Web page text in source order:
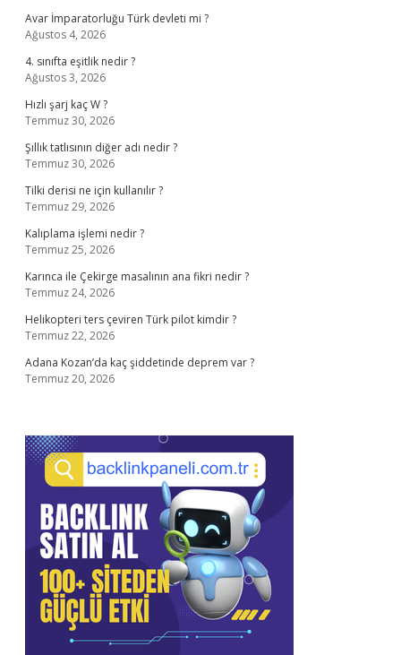
Avar İmparatorluğu Türk devleti mi ?
Ağustos 4, 2026
4. sınıfta eşitlik nedir ?
Ağustos 3, 2026
Hızlı şarj kaç W ?
Temmuz 30, 2026
Şıllık tatlısının diğer adı nedir ?
Temmuz 30, 2026
Tilki derisi ne için kullanılır ?
Temmuz 29, 2026
Kalıplama işlemi nedir ?
Temmuz 25, 2026
Karınca ile Çekirge masalının ana fikri nedir ?
Temmuz 24, 2026
Helikopteri ters çeviren Türk pilot kimdir ?
Temmuz 22, 2026
Adana Kozan’da kaç şiddetinde deprem var ?
Temmuz 20, 2026